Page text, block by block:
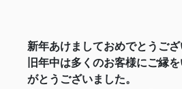
新年あけましておめでとうござ
旧年中は多くのお客様にご縁
がとうございました。